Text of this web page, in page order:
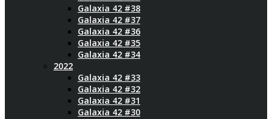
Galaxia 42 #38
Galaxia 42 #37
Galaxia 42 #36
Galaxia 42 #35
Galaxia 42 #34
2022
Galaxia 42 #33
Galaxia 42 #32
Galaxia 42 #31
Galaxia 42 #30